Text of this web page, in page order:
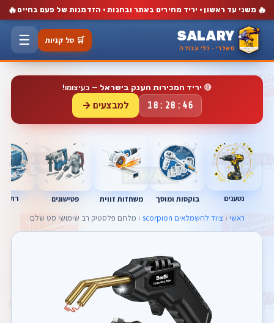
🔥 משני עד ראשון · יריד מחירים באתר ובחנות · הזדמנות של פעם בחיים 🔥
SALARY
סאלרי · כלי עבודה
🛒 סל קניות ☰
🔴 יריד המכירות הענק בישראל — בעיצומו!
18:28:45 למבצעים →
נטענים בוקסות ומוסך משחזות זווית פטישונים
ראשי › ציוד לחשמלאים scorpion › מלחם פלסטיק רב שימושי סט שלם